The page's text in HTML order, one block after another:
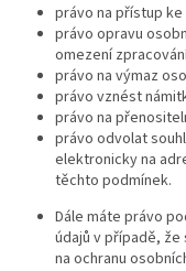
právo na přístup ke
právo opravu
omezení
právo na výmaz
právo vznést
právo na
právo odvolat
elektronicky na
těchto podmínek.
Dále máte právo
údajů v případě,
na ochranu